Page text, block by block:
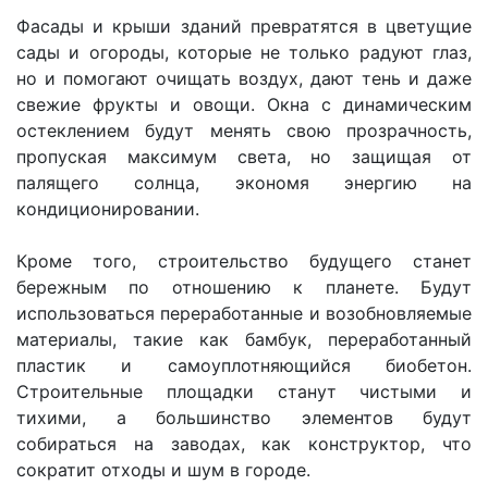
Фасады и крыши зданий превратятся в цветущие
сады и огороды, которые не только радуют глаз,
но и помогают очищать воздух, дают тень и даже
свежие фрукты и овощи. Окна с динамическим
остеклением будут менять свою прозрачность,
пропуская максимум света, но защищая от
палящего солнца, экономя энергию на
кондиционировании.
Кроме того, строительство будущего станет
бережным по отношению к планете. Будут
использоваться переработанные и возобновляемые
материалы, такие как бамбук, переработанный
пластик и самоуплотняющийся биобетон.
Строительные площадки станут чистыми и
тихими, а большинство элементов будут
собираться на заводах, как конструктор, что
сократит отходы и шум в городе.